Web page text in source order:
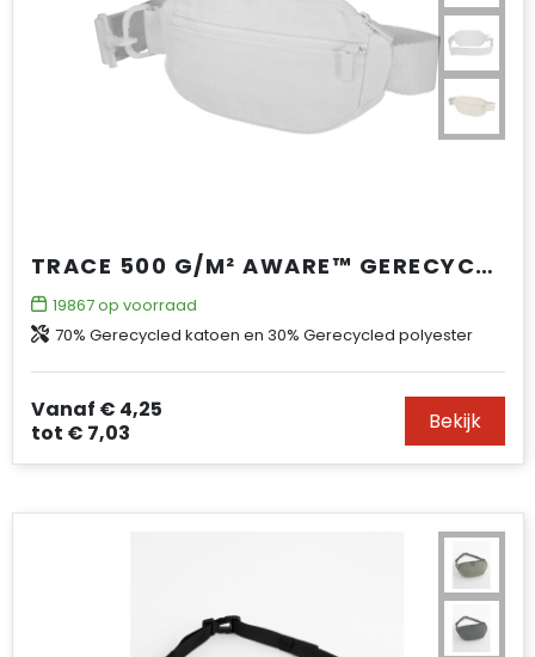
TRACE 500 G/M² AWARE™ GERECYCLEDE CROSSBODYTAS
19867op voorraad
70% Gerecycled katoen en 30% Gerecycled polyester
Vanaf € 4,25
tot € 7,03 Bekijk